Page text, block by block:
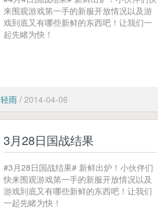
轻雨 / 2014-04-06
来围观游戏第一手的新服开放情况以及游
戏到底又有哪些新鲜的东西吧！让我们一
起先睹为快！
3月28日国战结果
#3月28日国战结果# 新鲜出炉！小伙伴们
快来围观游戏第一手的新服开放情况以及
游戏到底又有哪些新鲜的东西吧！让我们
一起先睹为快！